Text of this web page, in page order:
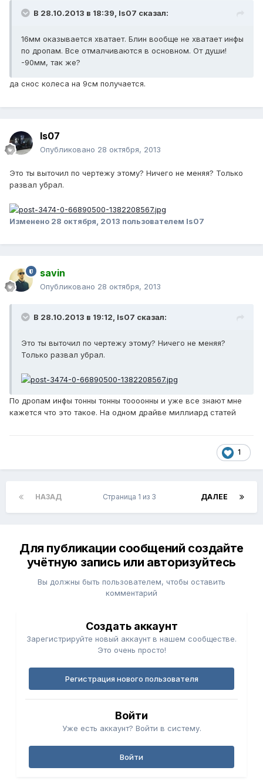
В 28.10.2013 в 18:39, Is07 сказал:
16мм оказывается хватает. Блин вообще не хватает инфы
по дропам. Все отмалчиваются в основном. От души!
-90мм, так же?
да снос колеса на 9см получается.
Is07
Опубликовано 28 октября, 2013
Это ты выточил по чертежу этому? Ничего не меняя? Только
развал убрал.
Изменено 28 октября, 2013 пользователем Is07
savin
Опубликовано 28 октября, 2013
В 28.10.2013 в 19:12, Is07 сказал:
Это ты выточил по чертежу этому? Ничего не меняя?
Только развал убрал.
По дропам инфы тонны тонны тоооонны и уже все знают мне
кажется что это такое. На одном драйве миллиард статей
1
НАЗАД ДАЛЕЕ
Страница 1 из 3
Для публикации сообщений создайте
учётную запись или авторизуйтесь
Вы должны быть пользователем, чтобы оставить
комментарий
Создать аккаунт
Зарегистрируйте новый аккаунт в нашем сообществе.
Это очень просто!
Регистрация нового пользователя
Войти
Уже есть аккаунт? Войти в систему.
Войти